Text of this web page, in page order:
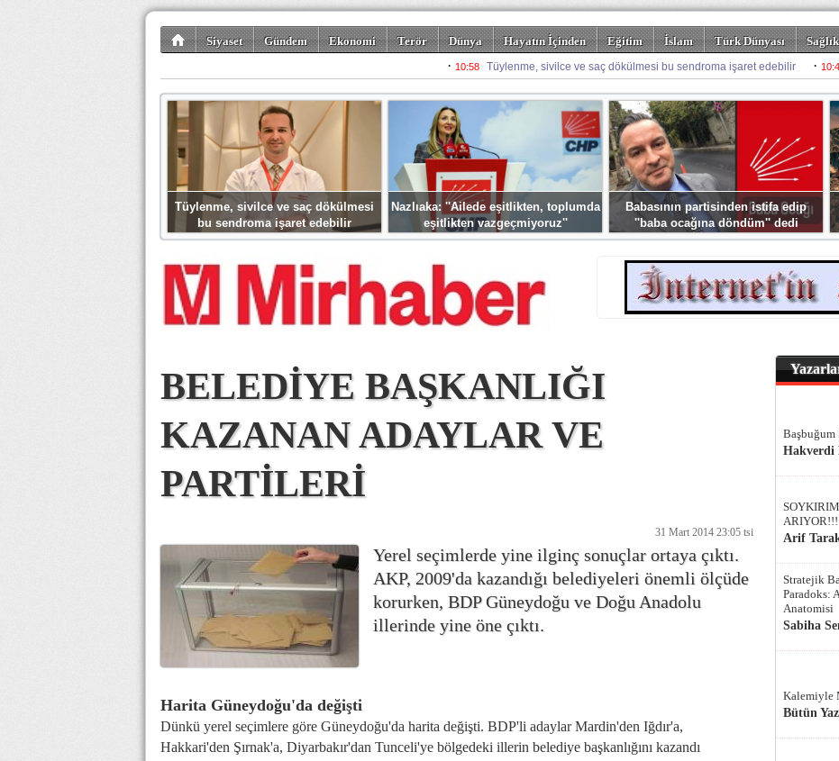
Siyaset Gündem Ekonomi Terör Dünya Hayatın İçinden Eğitim İslam Türk Dünyası
Spor Misafir Kalem Foto Galeriler
Tüylenme, sivilce ve saç dökülmesi
bu sendroma işaret edebilir
Nazlıaka: ''Ailede eşitlikten, toplumda
eşitlikten vazgeçmiyoruz''
Babasının partisinden istifa edip
''baba ocağına döndüm'' dedi
BELEDİYE BAŞKANLIĞI
KAZANAN ADAYLAR VE
PARTİLERİ
31 Mart 2014 23:05 tsi
Yerel seçimlerde yine ilginç sonuçlar ortaya çıktı.
AKP, 2009'da kazandığı belediyeleri önemli ölçüde
korurken, BDP Güneydoğu ve Doğu Anadolu
illerinde yine öne çıktı.
Harita Güneydoğu'da değişti
Dünkü yerel seçimlere göre Güneydoğu'da harita değişti. BDP'li adaylar Mardin'den Iğdır'a,
Hakkari'den Şırnak'a, Diyarbakır'dan Tunceli'ye bölgedeki illerin belediye başkanlığını kazandı
Başbuğum
Hakverdi
ARIYOR!!!
Arif
Stratejik
Paradoks:
Anatomisi
Sabiha
Kalemiyle
Bütün